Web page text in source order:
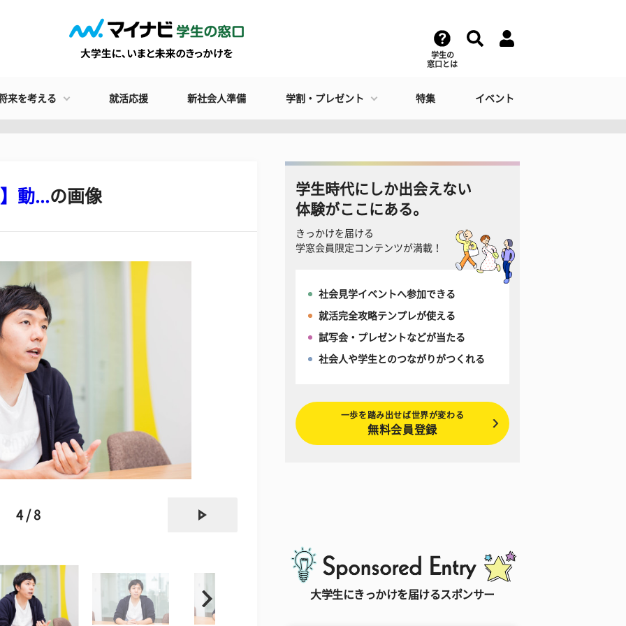
学生の
窓口とは
来を考える 就活応援 新社会人準備 学割・プレゼント 特集 イベント
動...の画像
4 / 8
学生時代にしか出会えない
体験がここにある。
きっかけを届ける
学窓会員限定コンテンツが満載！
社会見学イベントへ参加できる
就活完全攻略テンプレが使える
試写会・プレゼントなどが当たる
社会人や学生とのつながりがつくれる
一歩を踏み出せば世界が変わる
無料会員登録
大学生にきっかけを届けるスポンサー